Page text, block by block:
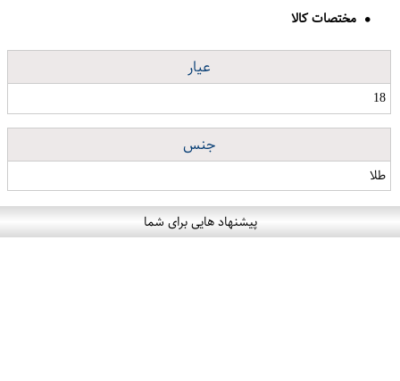
مختصات کالا
عیار
18
جنس
طلا
پیشنهاد هایی برای شما